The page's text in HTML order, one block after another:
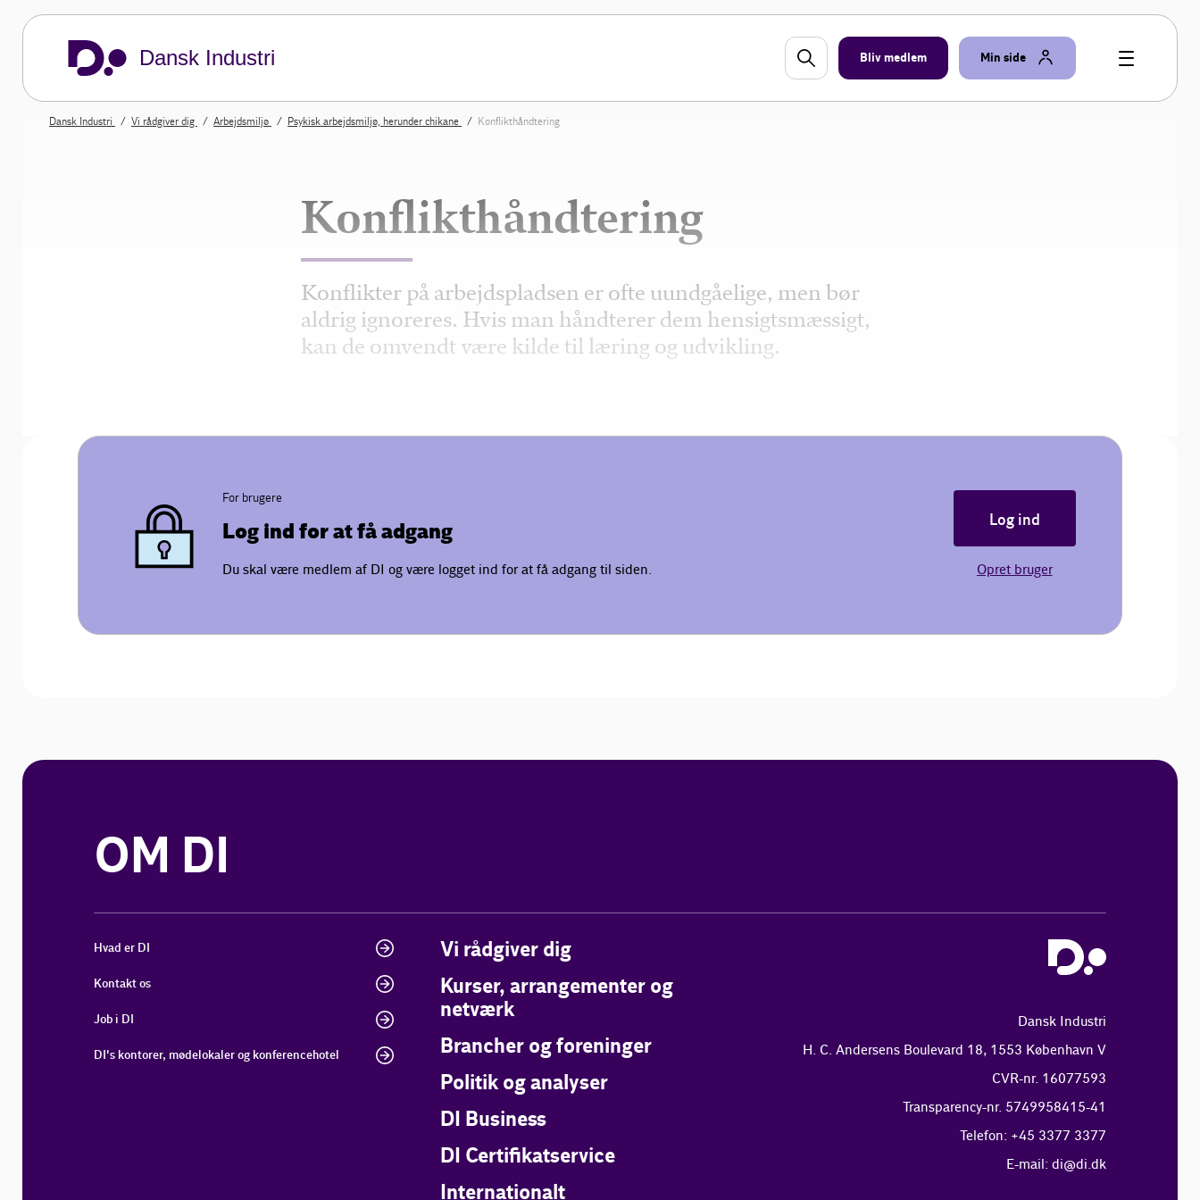
Dansk Industri Bliv medlem Min side
Dansk Industri Vi rådgiver dig Arbejdsmiljø Psykisk arbejdsmiljø, herunder chikane Konflikthåndtering
Konflikthåndtering
Konflikter på arbejdspladsen er ofte uundgåelige, men bør
aldrig ignoreres. Hvis man håndterer dem hensigtsmæssigt,
kan de omvendt være kilde til læring og udvikling.
For brugere
Log ind for at få adgang
Du skal være medlem af DI og være logget ind for at få adgang til siden.
Log ind
Opret bruger
OM DI
Hvad er DI
Kontakt os
Job i DI
DI's kontorer, mødelokaler og konferencehotel
Vi rådgiver dig
Kurser, arrangementer og
netværk
Brancher og foreninger
Politik og analyser
DI Business
DI Certifikatservice
Internationalt
Dansk Industri
H. C. Andersens Boulevard 18, 1553 København V
CVR-nr. 16077593
Transparency-nr. 5749958415-41
Telefon: +45 3377 3377
E-mail: di@di.dk